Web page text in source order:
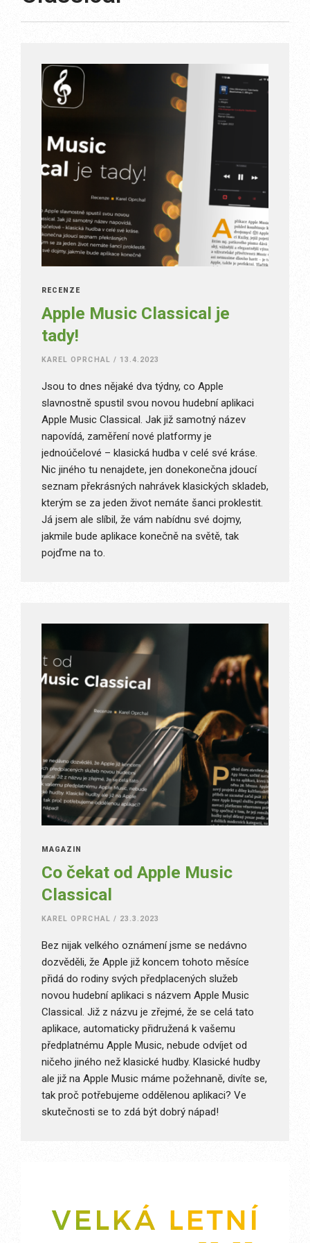
RECENZE
Apple Music Classical je
tady!
KAREL OPRCHAL / 13.4.2023
Jsou to dnes nějaké dva týdny, co Apple
slavnostně spustil svou novou hudební aplikaci
Apple Music Classical. Jak již samotný název
napovídá, zaměření nové platformy je
jednoúčelové – klasická hudba v celé své kráse.
Nic jiného tu nenajdete, jen donekonečna jdoucí
seznam překrásných nahrávek klasických skladeb,
kterým se za jeden život nemáte šanci proklestit.
Já jsem ale slíbil, že vám nabídnu své dojmy,
jakmile bude aplikace konečně na světě, tak
pojďme na to.
MAGAZÍN
Co čekat od Apple Music
Classical
KAREL OPRCHAL / 23.3.2023
Bez nijak velkého oznámení jsme se nedávno
dozvěděli, že Apple již koncem tohoto měsíce
přidá do rodiny svých předplacených služeb
novou hudební aplikaci s názvem Apple Music
Classical. Již z názvu je zřejmé, že se celá tato
aplikace, automaticky přidružená k vašemu
předplatnému Apple Music, nebude odvíjet od
ničeho jiného než klasické hudby. Klasické hudby
ale již na Apple Music máme požehnaně, divíte se,
tak proč potřebujeme oddělenou aplikaci? Ve
skutečnosti se to zdá být dobrý nápad!